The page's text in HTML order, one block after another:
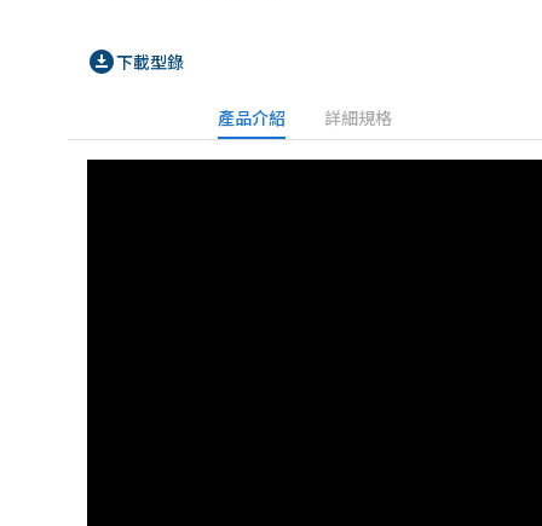
download_for_offline下載型錄
產品介紹 詳細規格